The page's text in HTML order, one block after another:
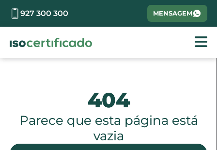
927 300 300 MENSAGEM
404
Parece que esta página está
vazia